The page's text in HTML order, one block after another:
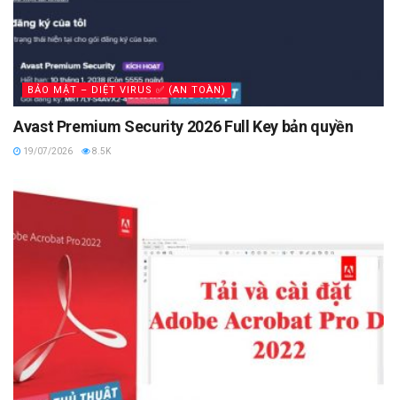
BẢO MẬT – DIỆT VIRUS ✅ (AN TOÀN)
Avast Premium Security 2026 Full Key bản quyền
19/07/2026 8.5K